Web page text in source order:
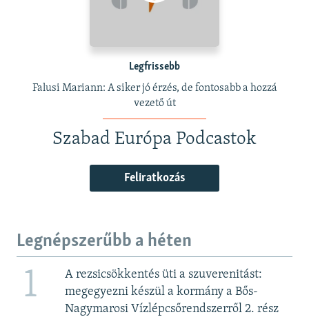
Legfrissebb
Falusi Mariann: A siker jó érzés, de fontosabb a hozzá
vezető út
Szabad Európa Podcastok
Feliratkozás
Legnépszerűbb a héten
1
A rezsicsökkentés üti a szuverenitást:
megegyezni készül a kormány a Bős-
Nagymarosi Vízlépcsőrendszerről 2. rész